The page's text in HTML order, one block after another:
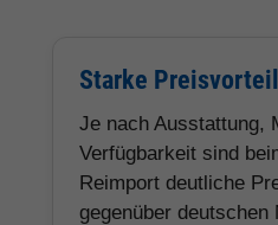
Starke
Je nach Ausstattung,
Verfügbarkeit sind
Reimport deutliche
gegenüber deutschen